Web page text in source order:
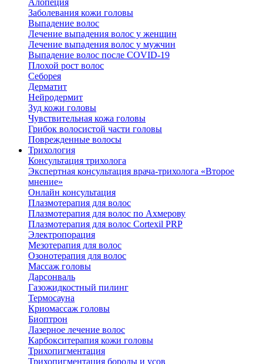
Алопеция
Заболевания кожи головы
Выпадение волос
Лечение выпадения волос у женщин
Лечение выпадения волос у мужчин
Выпадение волос после COVID-19
Плохой рост волос
Cеборея
Дерматит
Нейродермит
Зуд кожи головы
Чувствительная кожа головы
Грибок волосистой части головы
Поврежденные волосы
Трихология
Консультация трихолога
Экспертная консультация врача-трихолога «Второе
мнение»
Онлайн консультация
Плазмотерапия для волос
Плазмотерапия для волос по Ахмерову
Плазмотерапия для волос Cortexil PRP
Электропорация
Мезотерапия для волос
Озонотерапия для волос
Массаж головы
Дарсонваль
Газожидкостный пилинг
Термосауна
Криомассаж головы
Биоптрон
Лазерное лечение волос
Карбокситерапия кожи головы
Трихопигментация
Трихопигментация бороды и усов